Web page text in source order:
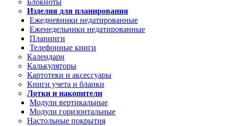
Блокноты
Изделия для планирования
Ежедневники недатированные
Еженедельники недатированные
Планинги
Телефонные книги
Календари
Калькуляторы
Картотеки и аксессуары
Книги учета и бланки
Лотки и накопители
Модули вертикальные
Модули горизонтальные
Настольные покрытия